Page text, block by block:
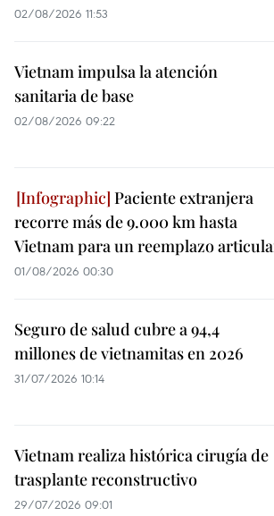
02/08/2026 11:53
Vietnam impulsa la atención
sanitaria de base
02/08/2026 09:22
Paciente extranjera
recorre más de 9.000 km hasta
Vietnam para un reemplazo
01/08/2026 00:30
Seguro de salud cubre a 94,4
millones de vietnamitas en 2026
31/07/2026 10:14
Vietnam realiza histórica cirugía de
trasplante reconstructivo
29/07/2026 09:01